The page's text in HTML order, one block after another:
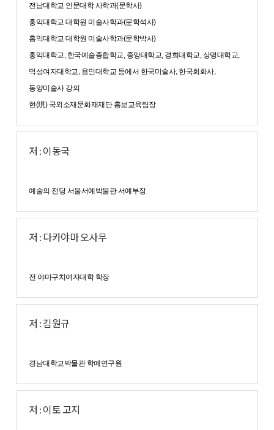
전남대학교 인문대학 사학과(문학사)
홍익대학교 대학원 미술사학과(문학석사)
홍익대학교 대학원 미술사학과(문학박사)
홍익대학교, 한국예술종합학교, 중앙대학교, 경희대학교, 상명대학교,
덕성여자대학교, 용인대학교 등에서 한국미술사, 한국회화사,
동양미술사 강의
현(現) 국외소재문화재재단 홍보교육팀장
저 : 이동국
예술의 전당 서울서예박물관 서예부장
저 : 다카야마 오사무
전 야마구치여자대학 학장
저 : 김원규
경남대학교박물관 학예연구원
저 : 이토 고지